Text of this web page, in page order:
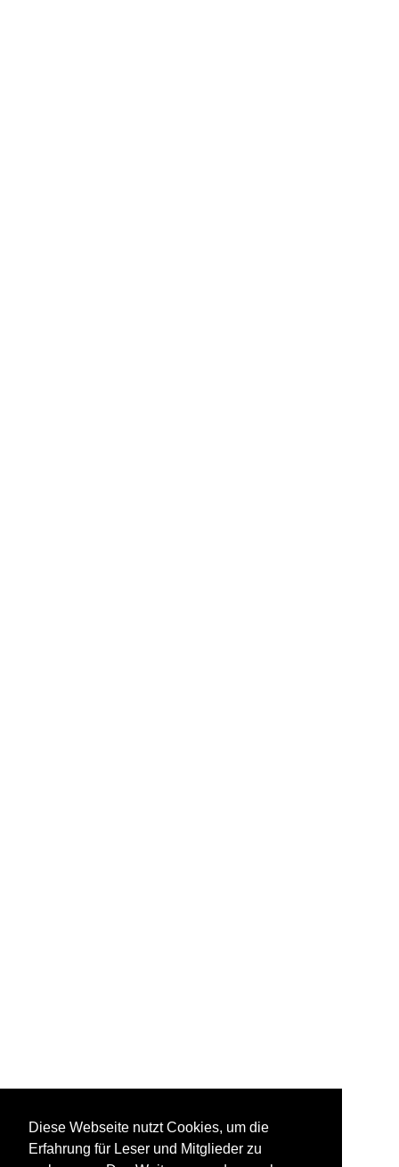
Diese Webseite nutzt Cookies, um die
Erfahrung für Leser und Mitglieder zu